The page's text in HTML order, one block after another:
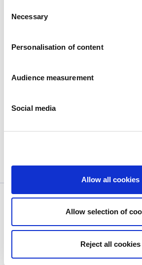
Selection
Necessary
Personalisation of content
Audience measurement
Social media
Allow all cookies
Allow selection of
Reject all cookies
In late 2022 we launched three
made such a delicious biscuit with
Empresa